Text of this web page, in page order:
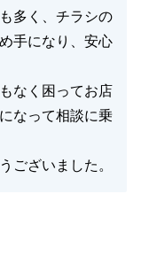
多く、チラシの
手になり、安心
なく困ってお店
なって相談に乗
ございました。